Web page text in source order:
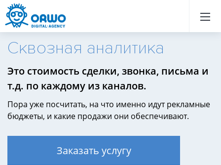
Сквозная аналитика
Это стоимость сделки, звонка, письма и
т.д. по каждому из каналов.
Пора уже посчитать, на что именно идут рекламные
бюджеты, и какие продажи они обеспечивают.
Заказать услугу
Назад
Назад
Назад
Назад
Назад
Назад
Назад
Назад
Назад
Назад
Назад
Назад
Назад
Назад
Назад
Назад
Назад
Назад
Назад
Назад